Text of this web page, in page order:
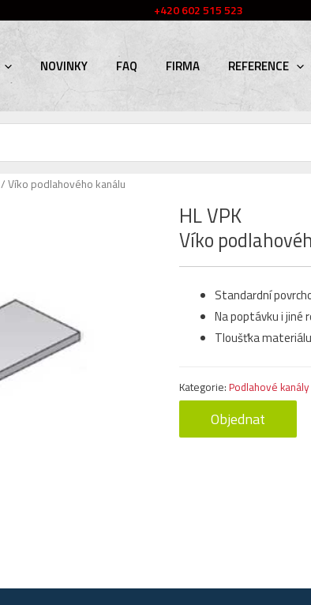
+420 602 515 523
NOVINKY FAQ FIRMA REFERENCE
/ Víko podlahového kanálu
HL VPK
Víko
Standardní
Na poptávku i jiné
Tloušťka
Kategorie: Podlahové kanály
Objednat